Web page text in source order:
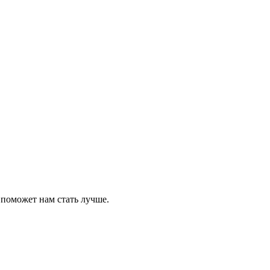
нам стать лучше.